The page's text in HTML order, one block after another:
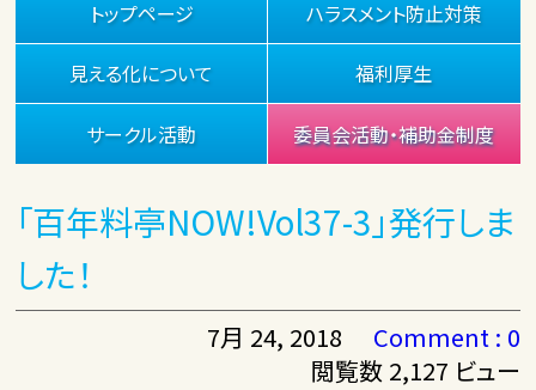
トップページ ハラスメント防止対策
見える化について 福利厚生
サークル活動 委員会活動・補助金制度
「百年料亭NOW!Vol37-3」発行しま
した！
7月 24, 2018
Comment : 0
閲覧数 2,127 ビュー